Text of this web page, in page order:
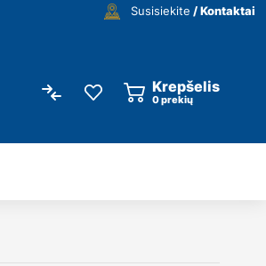
Susisiekite / Kontaktai
Krepšelis
0prekių